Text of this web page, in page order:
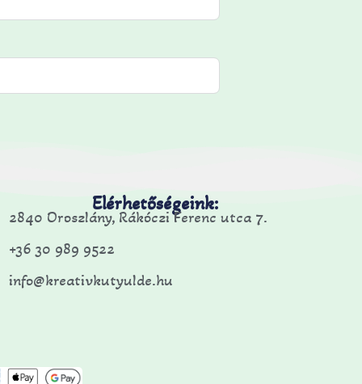
Elérhetőségeink:
2840 Oroszlány, Rákóczi Ferenc utca 7.
+36 30 989 9522
info@kreativkutyulde.hu